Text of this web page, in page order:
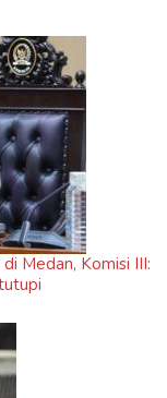
Medan, Komisi III: